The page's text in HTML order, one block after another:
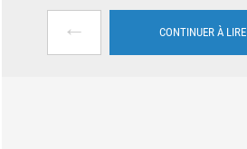
← CONTINUER À LIRE